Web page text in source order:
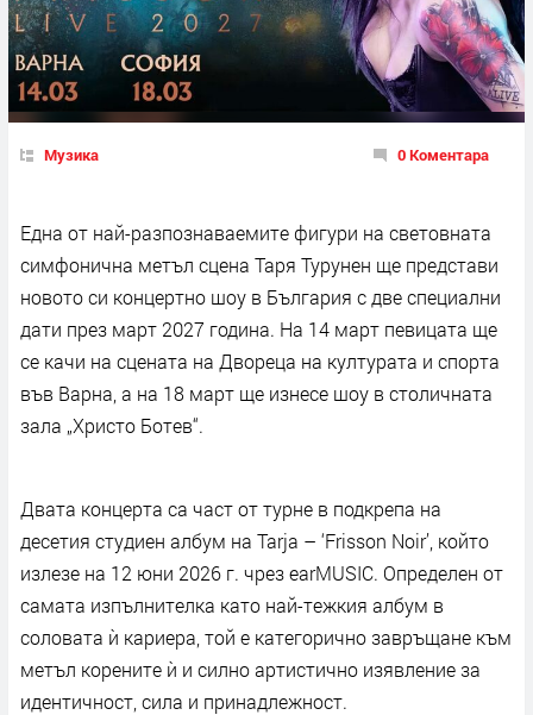
Музика 0 Коментара
Една от най-разпознаваемите фигури на световната
симфонична метъл сцена Таря Турунен ще представи
новото си концертно шоу в България с две специални
дати през март 2027 година. На 14 март певицата ще
се качи на сцената на Двореца на културата и спорта
във Варна, а на 18 март ще изнесе шоу в столичната
зала „Христо Ботев“.
Двата концерта са част от турне в подкрепа на
десетия студиен албум на Tarja – ‘Frisson Noir’, който
излезе на 12 юни 2026 г. чрез earMUSIC. Определен от
самата изпълнителка като най-тежкия албум в
соловата ѝ кариера, той е категорично завръщане към
метъл корените ѝ и силно артистично изявление за
идентичност, сила и принадлежност.